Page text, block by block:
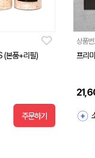
(본품+리필)
주문하기
상품
프리